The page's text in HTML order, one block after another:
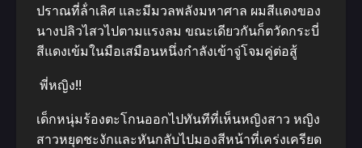
ปราณที่ล้ําเลิศ และมีมวลพลังมหาศาล ผมสีแดงของ
นางปลิวไสวไปตามแรงลม ขณะเดียวกันก็ตวัดกระบี่
สีแดงเข้มในมือเสมือนหนึ่งกําลังเข้าจู่โจมคู่ต่อสู้
พี่หญิง!!
เด็กหนุ่มร้องตะโกนออกไปทันทีที่เห็นหญิงสาว หญิง
สาวหยุดชะงักและหันกลับไปมองสีหน้าที่เคร่งเครียด